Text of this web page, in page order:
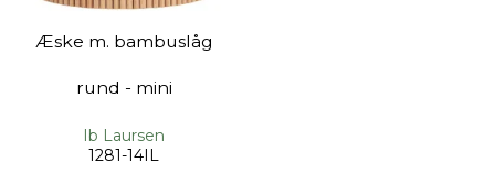
Æske m. bambuslåg
rund - mini
Ib Laursen
1281-14IL